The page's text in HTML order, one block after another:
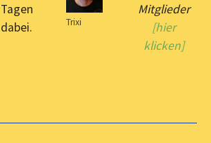
Tagen
dabei.
Trixi
Mitglieder
[hier
klicken]